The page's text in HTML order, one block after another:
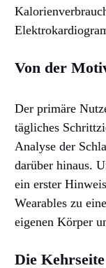
Von der
Der primäre
tägliches
Analyse der
darüber hinaus.
ein erster
Wearables zu
eigenen Körper
Die